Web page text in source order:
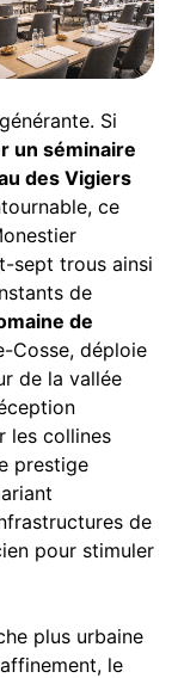
Si
un séminaire
des Vigiers
ce
sept trous ainsi
de
de
Cosse, déploie
de la vallée
les collines
prestige
de
pour stimuler
plus urbaine
le